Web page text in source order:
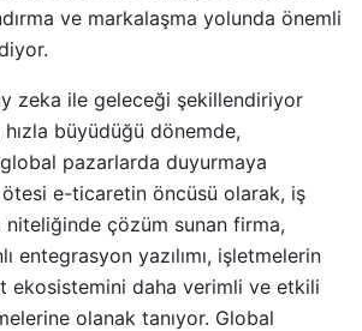
ve markalaşma yolunda önemli
zeka ile geleceği şekillendiriyor
büyüdüğü dönemde,
global pazarlarda duyurmaya
ötesi e-ticaretin öncüsü olarak, iş
niteliğinde çözüm sunan firma,
entegrasyon yazılımı, işletmelerin
ekosistemini daha verimli ve etkili
olanak tanıyor. Global